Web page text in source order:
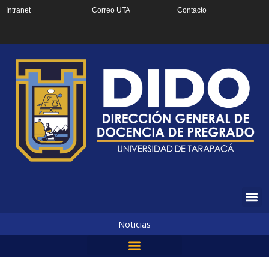
Intranet Correo UTA Contacto
Noticias